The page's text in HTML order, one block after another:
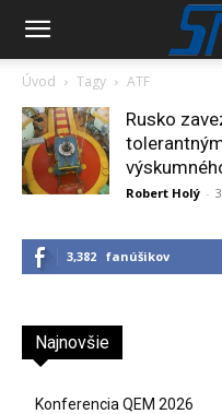
Úvod Tagy ATF
Rusko
Robert Holý -
3,382 fanúšikov
Najnovšie
Konferencia QEM 2026